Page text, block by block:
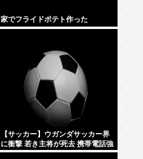
家でフライドポテト作った
【サッカー】ウガンダサッカー界
に衝撃 若き主将が死去 携帯電話強
盗に抵抗した末に石で滅多打ち…